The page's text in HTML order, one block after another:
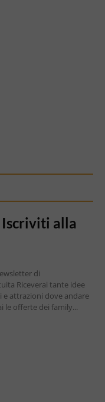
alla
di
Riceverai tante idee
e attrazioni dove andare
le offerte dei family...